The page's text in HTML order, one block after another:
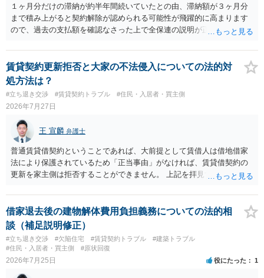
１ヶ月分だけの滞納が約半年間続いていたとの由、滞納額が３ヶ月分
まで積み上がると契約解除が認められる可能性が飛躍的に高まります
ので、過去の支払額を確認なさった上で全保連の説明が正しければ、
た理由は気になるところですが、中身のある返答は期待できないと思
います。
賃貸契約更新拒否と大家の不法侵入についての法的対
処方法は？
#立ち退き交渉 #賃貸契約トラブル #住民・入居者・買主側
2026年7月27日
王 宣麟 弁護士
普通賃貸借契約ということであれば、大前提として賃借人は借地借家
法により保護されているため「正当事由」がなければ、賃貸借契約の
更新を家主側は拒否することができません。 上記を拝見する限り、通
定期確認させてもらないこと」が直ちに正当事由に当たるとは思えま
せんので、更新拒絶を拒否される方向性でよろしいかと存じます。 そ
の交渉の中で、一定の金銭をもらえれば退去には応じる旨交渉をして
みるのはいかがでしょうか。 過去に賃借人の許可なく無断で賃貸人が
入室する行為自体は不法行為となり、また刑事的にも住居侵入罪が成
立する可能性がありますので、これを理由に一定の金銭賠償を求める
借家退去後の建物解体費用負担義務についての法的相
談（補足説明修正）
#立ち退き交渉 #欠陥住宅 #賃貸契約トラブル
#建築トラブル
#住民・入居者・買主側
#原状回復
2026年7月25日 役にたった 1